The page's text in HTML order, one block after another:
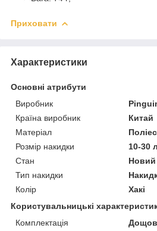
Приховати
Характеристики
Основні атрибути
Виробник
Країна виробник
Китай
Матеріал
Розмір накидки
10-30 л
Стан
Новий
Тип накидки
Колір
Хакі
Користувальницькі
Комплектація